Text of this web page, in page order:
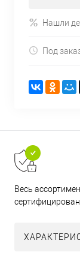
Нашли
Под
Весь
сертифицирован